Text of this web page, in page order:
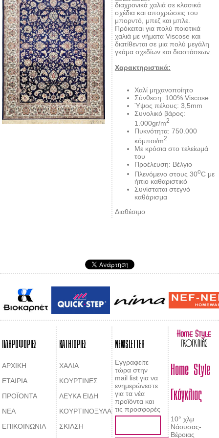
διαχρονικά χαλιά σε κλασικά
σχέδια και αποχρώσεις του
μπορντό, μπεζ και μπλε.
Πρόκειται για πολύ ποιοτικά
χαλιά με νήματα Viscose και
διατίθενται σε μια πολύ μεγάλη
γκάμα σχεδίων και διαστάσεων.
Χαρακτηριστικά:
Χαλί μηχανοποίητο
Σύνθεση: 100% Viscose
Ύψος πέλους: 3,5mm
Συνολικό βάρος:
1.000gr/m2
Πυκνότητα: 750.000
κόμποι/m2
Με κρόσια στο τελείωμά
του
Προέλευση: Βέλγιο
Πλενόμενο στους 30οC με
ήπιο καθαριστικό
Συνίσταται στεγνό
καθάρισμα
Διαθέσιμο
ΠΛΗΡΟΦΟΡΙΕΣ
ΑΡΧΙΚΗ
ΕΤΑΙΡΙΑ
ΠΡΟΪΟΝΤΑ
ΝΕΑ
ΕΠΙΚΟΙΝΩΝΙΑ
ΚΑΤΗΓΟΡΙΕΣ
ΧΑΛΙΑ
ΚΟΥΡΤΙΝΕΣ
ΛΕΥΚΑ ΕΙΔΗ
ΚΟΥΡΤΙΝΟΞΥΛΑ
ΣΚΙΑΣΗ
NEWSLETTER
Εγγραφείτε
τώρα στην
mail list για να
ενημερώνεστε
για τα νέα
προϊόντα και
τις προσφορές
Home Style
Γκόγκλιας
10° χλμ
Νάουσας-
Βέροιας